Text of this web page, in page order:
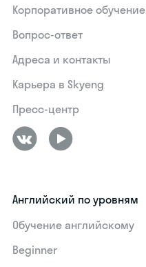
Корпоративное обучение
Вопрос-ответ
Адреса и контакты
Карьера в Skyeng
Пресс-центр
Английский по уровням
Обучение английскому
Beginner